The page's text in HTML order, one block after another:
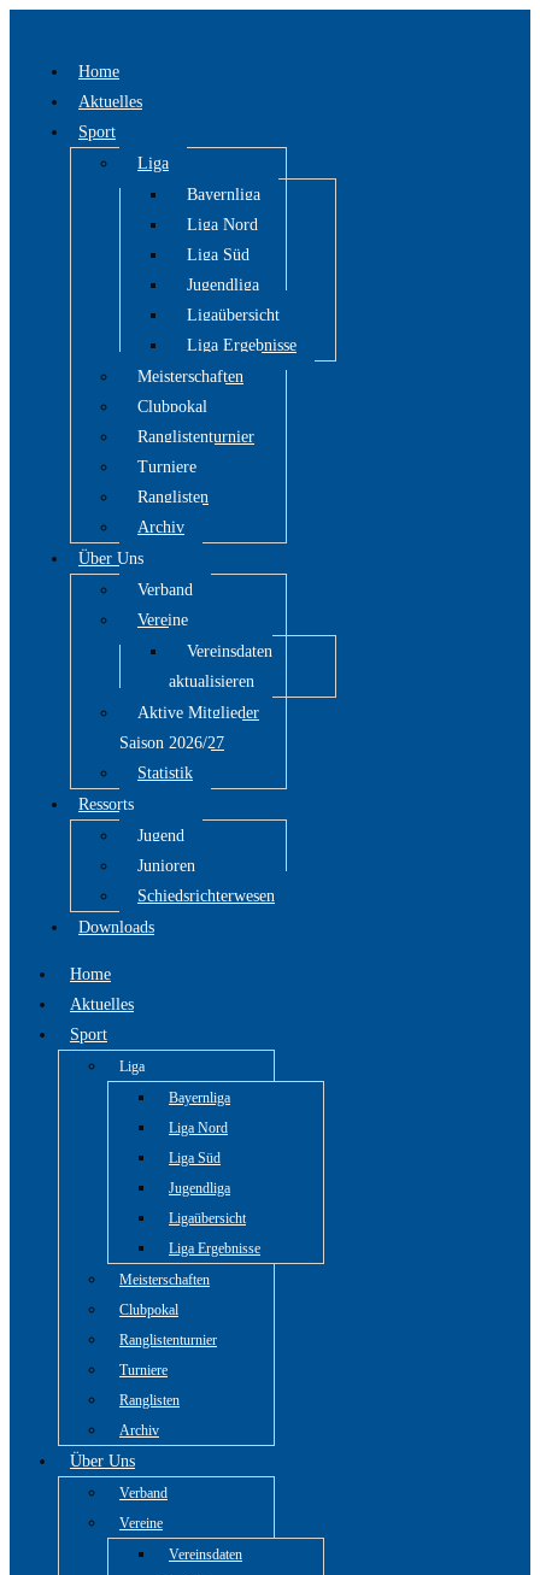
Home
Aktuelles
Sport
Liga
Bayernliga
Liga Nord
Liga Süd
Jugendliga
Ligaübersicht
Liga Ergebnisse
Meisterschaften
Clubpokal
Ranglistenturnier
Turniere
Ranglisten
Archiv
Über Uns
Verband
Vereine
Vereinsdaten
aktualisieren
Aktive Mitglieder
Saison 2026/27
Statistik
Ressorts
Jugend
Junioren
Schiedsrichterwesen
Downloads
Home
Aktuelles
Sport
Liga
Bayernliga
Liga Nord
Liga Süd
Jugendliga
Ligaübersicht
Liga Ergebnisse
Meisterschaften
Clubpokal
Ranglistenturnier
Turniere
Ranglisten
Archiv
Über Uns
Verband
Vereine
Vereinsdaten